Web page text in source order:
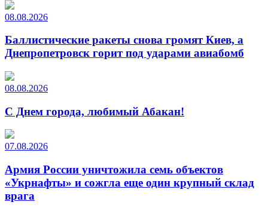
08.08.2026
Баллистические ракеты снова громят Киев, а
Днепропетровск горит под ударами авиабомб
08.08.2026
С Днем города, любимый Абакан!
07.08.2026
Армия России уничтожила семь объектов
«Укрнафты» и сожгла еще один крупный склад
врага